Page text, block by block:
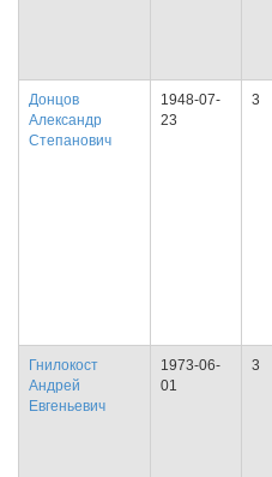
Донцов
Александр
Степанович
1948-07-
23
3
Гнилокост
Андрей
Евгеньевич
1973-06-
01
3